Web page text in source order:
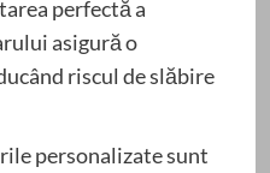
perfectă a
asigură o
riscul de slăbire
personalizate sunt